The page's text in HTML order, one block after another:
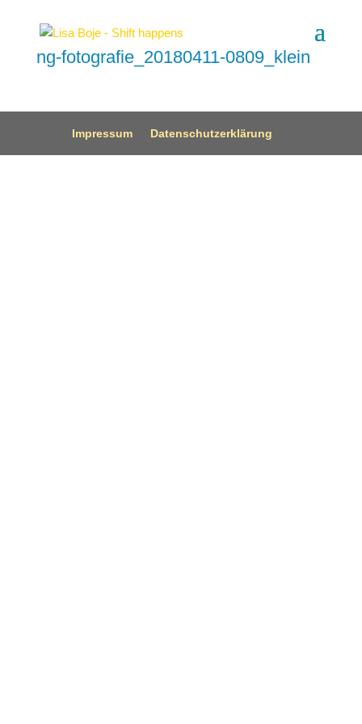
ng-fotografie_20180411-0809_klein
Impressum Datenschutzerklärung